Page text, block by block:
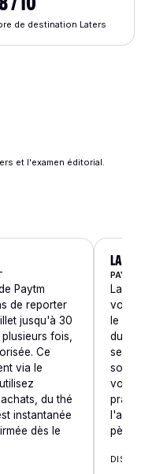
de destination Laters
et l'examen éditorial.
Paytm
de reporter
jusqu'à 30
fois,
Ce
via le
du thé
instantanée
dès le
PAYEZ
le
du
votre